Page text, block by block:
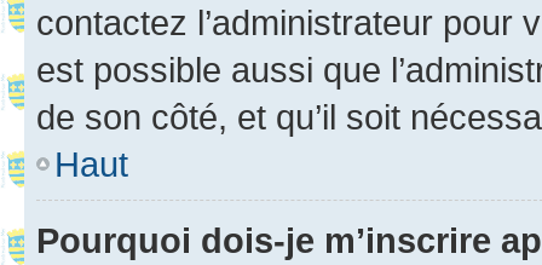
contactez l’administrateur pour
est possible aussi que
de son côté, et qu’il soit
Haut
Pourquoi dois-je m’inscrire